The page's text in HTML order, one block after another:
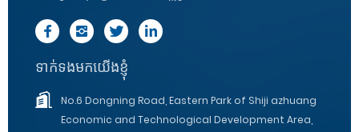
ទាក់ទងមកយើងខ្ញុំ
No.6 Dongning Road, Eastern Park of Shiji azhuang
Economic and Technological Development Area,